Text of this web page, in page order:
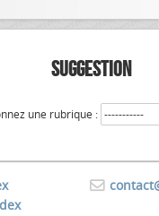
SUGGESTION
une rubrique :